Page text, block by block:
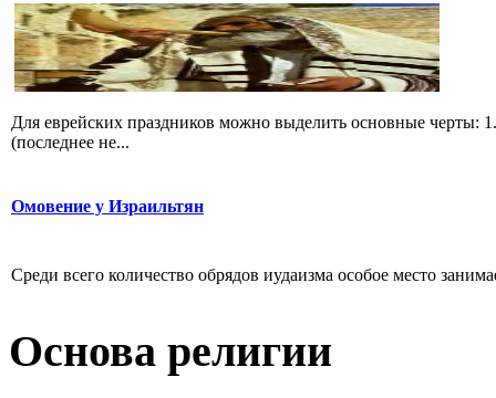
Для еврейских праздников можно выделить основные черты:
(последнее не...
Омовение у Израильтян
Среди всего количество обрядов иудаизма особое место
Основа религии